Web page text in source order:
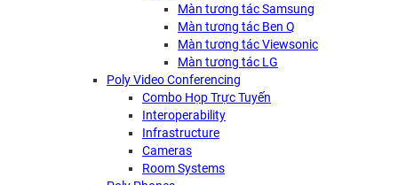
Màn tương tác Samsung
Màn tương tác Ben Q
Màn tương tác Viewsonic
Màn tương tác LG
Poly Video Conferencing
Combo Họp Trực Tuyến
Interoperability
Infrastructure
Cameras
Room Systems